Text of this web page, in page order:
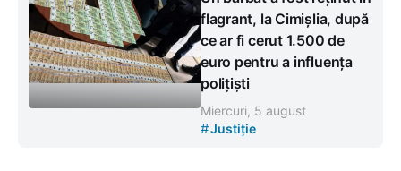
flagrant, la Cimișlia, după
ce ar fi cerut 1.500 de
euro pentru a influența
polițiști
Miercuri, 5 august
#Justiție